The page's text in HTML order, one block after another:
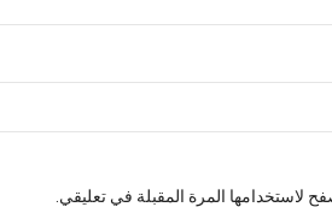
لاستخدامها المرة المقبلة في تعليقي.